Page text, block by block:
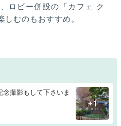
ロビー併設の「カフェ ク
むのもおすすめ。
撮影もして下さいま
+1